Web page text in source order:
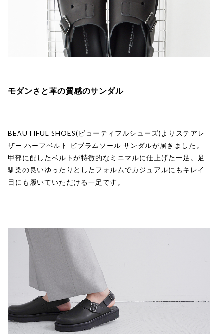
モダンさと革の質感のサンダル
BEAUTIFUL SHOES(ビューティフルシューズ)よりステアレ
ザー ハーフベルト ビブラムソール サンダルが届きました。
甲部に配したベルトが特徴的なミニマルに仕上げた一足。足
馴染の良いゆったりとしたフォルムでカジュアルにもキレイ
目にも履いていただける一足です。